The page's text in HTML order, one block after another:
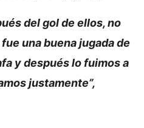
del gol de ellos, no
una buena jugada de
y después lo fuimos a
justamente”,